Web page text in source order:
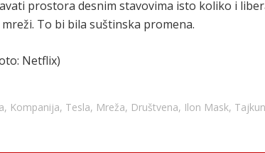
prostora desnim stavovima isto koliko i
To bi bila suštinska promena.
Netflix)
, Kompanija, Tesla, Mreža, Društvena, Ilon Mask, Tajkun